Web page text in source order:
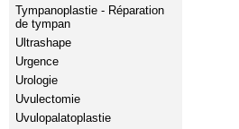
Tympanoplastie - Réparation
de tympan
Ultrashape
Urgence
Urologie
Uvulectomie
Uvulopalatoplastie